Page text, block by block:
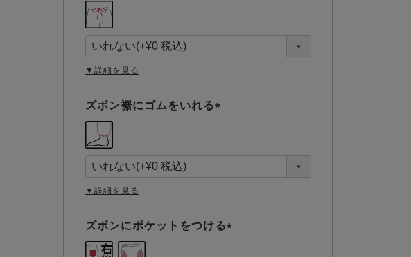
須
)
▼詳細を見る
ズボン裾にゴムをいれる
須
)
▼詳細を見る
ズボンにポケットをつける